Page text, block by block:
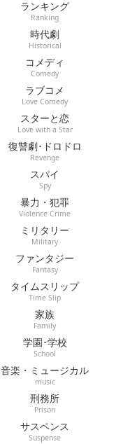
ランキング
Ranking
時代劇
Historical
コメディ
Comedy
ラブコメ
Love Comedy
スターと恋
Love with a Star
復讐劇･ドロドロ
Revenge
スパイ
Spy
暴力・犯罪
Violence Crime
ミリタリー
Military
ファンタジー
Fantasy
タイムスリップ
Time Slip
家族
Family
学園･学校
School
音楽・ミュージカル
music
刑務所
Prison
サスペンス
Suspense